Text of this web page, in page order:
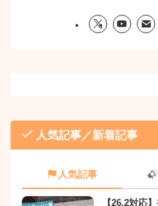
人気記事／新着記事
人気記事
【26.2対応